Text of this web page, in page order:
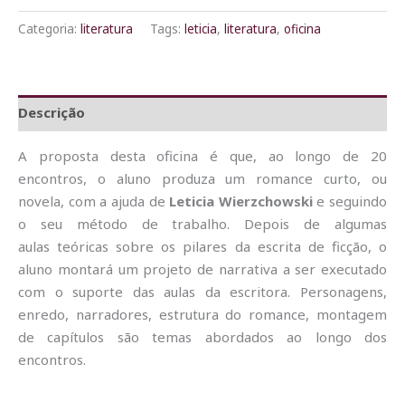
Categoria: literatura Tags: leticia, literatura, oficina
Descrição
A proposta desta oficina é que, ao longo de 20
encontros, o aluno produza um romance curto, ou
novela, com a ajuda de Leticia Wierzchowskie seguindo
o seu método de trabalho. Depois de algumas
aulas teóricas sobre os pilares da escrita de ficção, o
aluno montará um projeto de narrativa a ser executado
com o suporte das aulas da escritora. Personagens,
enredo, narradores, estrutura do romance, montagem
de capítulos são temas abordados ao longo dos
encontros.